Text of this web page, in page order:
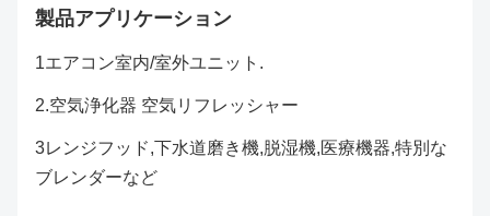
製品アプリケーション
1エアコン室内/室外ユニット.
2.空気浄化器 空気リフレッシャー
3レンジフッド,下水道磨き機,脱湿機,医療機器,特別な
ブレンダーなど